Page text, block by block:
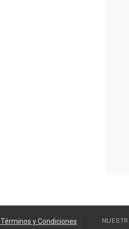
Términos y Condiciones